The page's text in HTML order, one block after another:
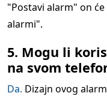
"Postavi alarm" on
alarmi".
5. Mogu li
na svom
Da. Dizajn ovog